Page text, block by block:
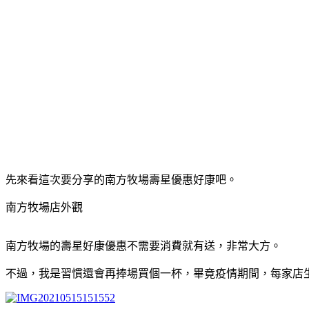
先來看這次要分享的南方牧場壽星優惠好康吧。
南方牧場店外觀
南方牧場的壽星好康優惠不需要消費就有送，非常大方。
不過，我是習慣還會再捧場買個一杯，畢竟疫情期間，每家店